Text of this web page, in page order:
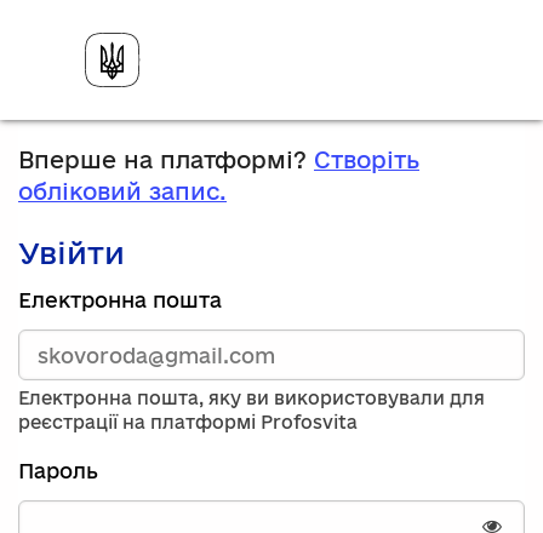
Вперше на платформі? Створіть
обліковий запис.
Увійти
Зареєструйтесь,
використавши
електронну
адресу
та
пароль.
Якщо
вас
немає
Електронна пошта
Електронна пошта, яку ви використовували для
реєстрації на платформі Profosvita
Пароль